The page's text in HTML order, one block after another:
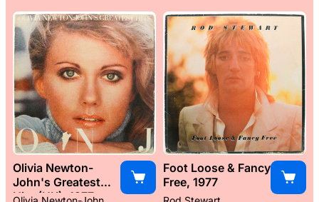
Olivia Newton-
John's Greatest
Hits (UK), 1977
Foot Loose & Fancy
Free, 1977